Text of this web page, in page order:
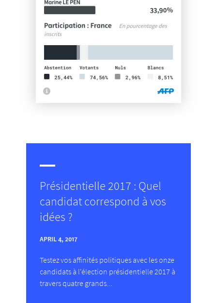
Présidentielle 2017 : Quel
candidat correspond à vos
idées ?
APRIL 4, 2017
Testez vos affinités politiques avec les onze
candidats à l'élection présidentielle 2017 à
travers quatre grands...